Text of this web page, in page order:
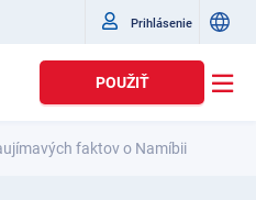
Prihlásenie
POUŽIŤ
faktov o Namíbii